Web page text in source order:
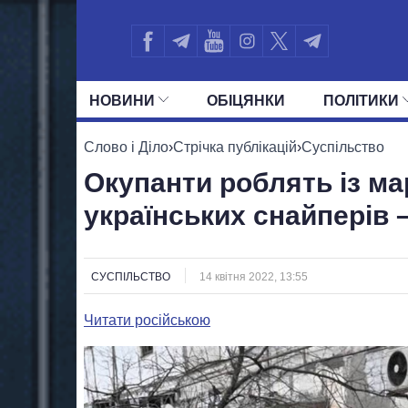
НОВИНИ ОБIЦЯНКИ ПОЛIТИКИ
УСІ ПОЛІТИКИ ПРЕЗИДЕНТ І ОФІС
Слово і Діло›Стрічка публікацій›Суспільство
Окупанти роблять із
українських снайперів
СУСПІЛЬСТВО 14 квітня 2022, 13:55
Читати російською